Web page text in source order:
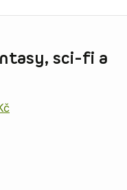
sci-fi a